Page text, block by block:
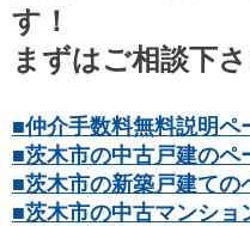
す！
まずはご相談下
■仲介手数料無料説明ペ
■茨木市の中古戸建のペ
■茨木市の新築戸建ての
■茨木市の中古マンショ